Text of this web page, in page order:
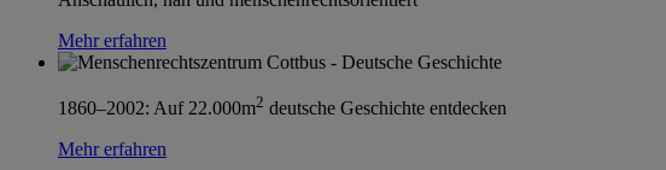
Mehr erfahren
1860–2002: Auf 22.000m2 deutsche Geschichte entdecken
Mehr erfahren